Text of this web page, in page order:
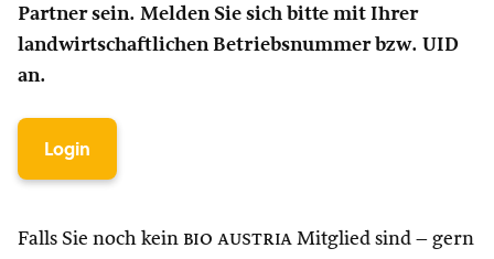
Partner sein. Melden Sie sich bitte mit Ihrer
landwirtschaftlichen Betriebsnummer bzw. UID
an.
Login
Falls Sie noch kein bio austria Mitglied sind – gern